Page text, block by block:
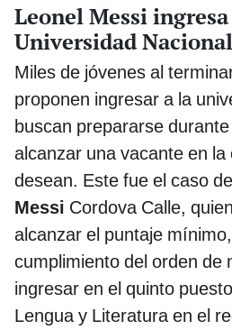
Leonel Messi
Universidad
Miles de jóvenes al
proponen ingresar a la
buscan prepararse
alcanzar una vacante en
desean. Este fue el caso
Messi Cordova Calle,
alcanzar el puntaje
cumplimiento del orden de
ingresar en el quinto
Lengua y Literatura en el